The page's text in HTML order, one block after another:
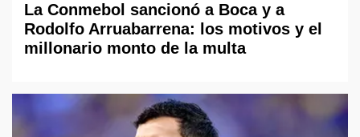
La Conmebol sancionó a Boca y a
Rodolfo Arruabarrena: los motivos y el
millonario monto de la multa